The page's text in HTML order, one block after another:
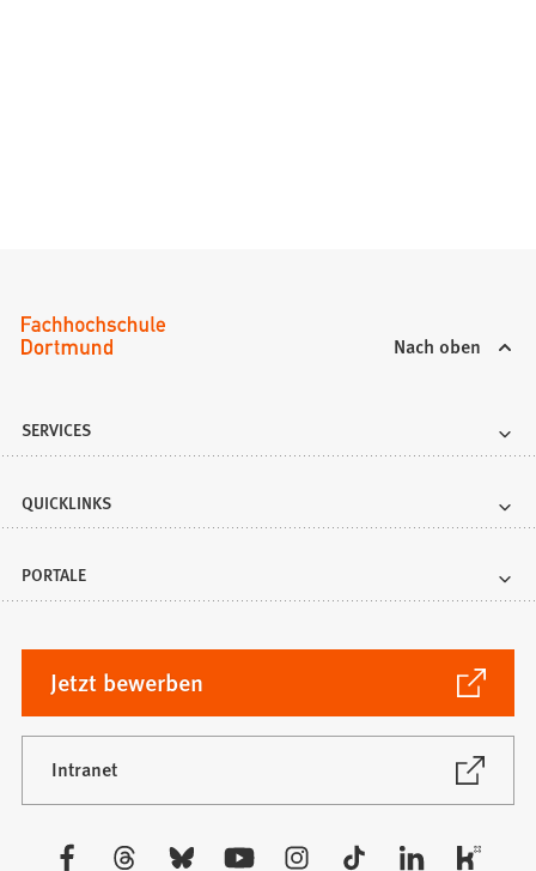
Nach oben
SERVICES
QUICKLINKS
PORTALE
Jetzt bewerben
(Öffnet
in
einem
neuen
Tab)
Intranet
(Öffnet
neuen
Besuchen